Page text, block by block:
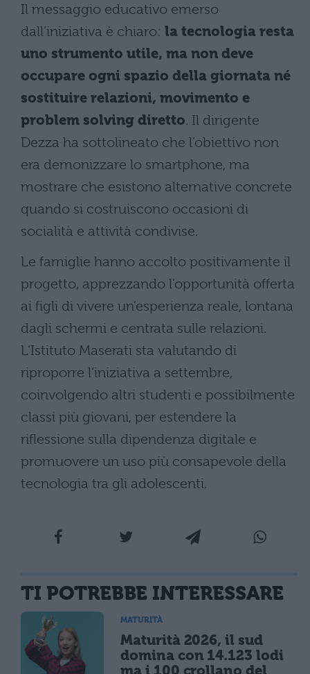
Il messaggio educativo emerso
dall’iniziativa è chiaro: la tecnologia resta
uno strumento utile, ma non deve
occupare ogni spazio della giornata né
sostituire relazioni, movimento e
problem solving diretto. Il dirigente
Dezza ha sottolineato che l’obiettivo non
era demonizzare lo smartphone, ma
mostrare che esistono alternative concrete
quando si costruiscono occasioni di
socialità e attività condivise.
Le famiglie hanno accolto positivamente il
progetto, apprezzando l’opportunità offerta
ai figli di vivere un’esperienza reale, lontana
dagli schermi e centrata sulle relazioni.
L’Istituto Maserati sta valutando di
riproporre l’iniziativa a settembre,
coinvolgendo altri studenti e possibilmente
classi più giovani, per estendere la
riflessione sulla dipendenza digitale e
promuovere un uso più consapevole della
tecnologia tra gli adolescenti.
TI POTREBBE INTERESSARE
MATURITÀ
Maturità 2026, il sud
domina con 14.123 lodi
ma i 100 crollano del